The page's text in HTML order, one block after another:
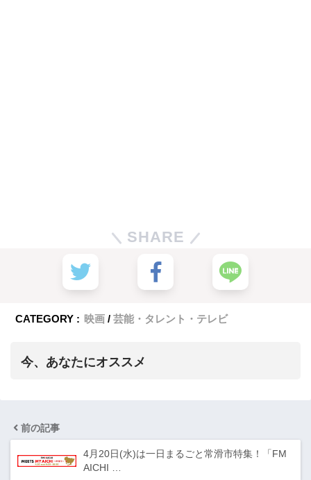
SHARE
CATEGORY : 映画 芸能・タレント・テレビ
今、あなたにオススメ
前の記事
4月20日(水)は一日まるごと常滑市特集！「FM
AICHI …